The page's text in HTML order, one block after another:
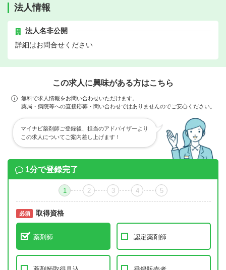
法人情報
法人名非公開
詳細はお問合せください
この求人に興味がある方はこちら
無料で求人情報をお問い合わせいただけます。
薬局・病院等への直接応募・問い合わせではありませんのでご安心ください。
マイナビ薬剤師ご登録後、担当のアドバイザーより
この求人についてご案内差し上げます！
1分で登録完了
1 2 3 4 5
必須 取得資格
薬剤師 認定薬剤師